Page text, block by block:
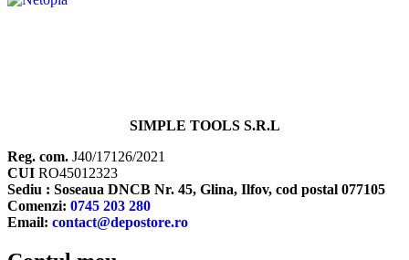
SIMPLE TOOLS S.R.L
Reg. com. J40/17126/2021
CUI RO45012323
Sediu : Soseaua DNCB Nr. 45, Glina, Ilfov, cod postal 077105
Comenzi: 0745 203 280
Email: contact@depostore.ro